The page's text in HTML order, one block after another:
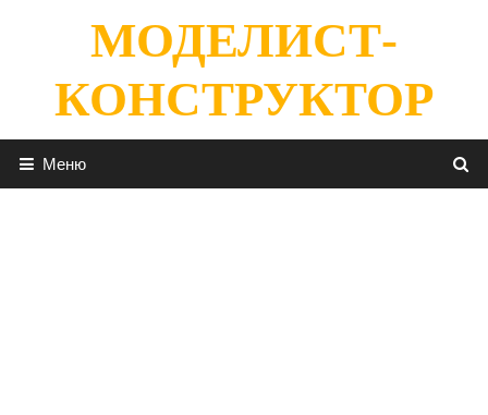
содержимомуМОДЕЛИСТ-
КОНСТРУКТОР
Меню